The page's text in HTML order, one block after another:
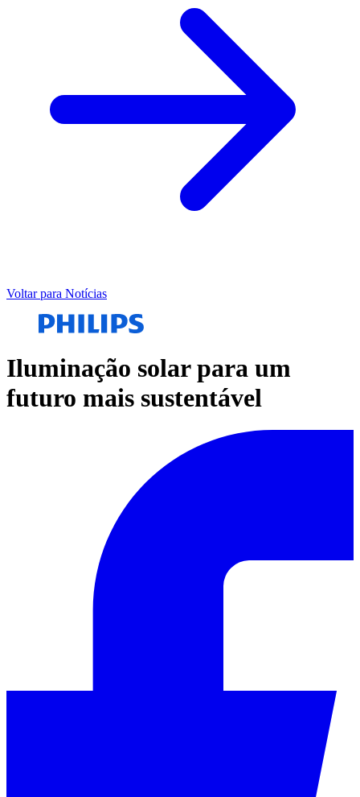
Voltar para Notícias
Iluminação solar para um
futuro mais sustentável